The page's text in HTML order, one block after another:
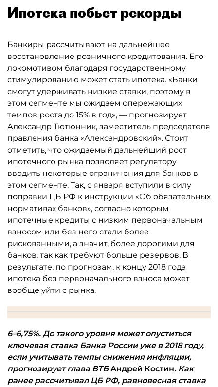
Ипотека побьет рекорды
Банкиры рассчитывают на дальнейшее
восстановление розничного кредитования. Его
локомотивом благодаря государственному
стимулированию может стать ипотека. «Банки
смогут удерживать низкие ставки, поэтому в
этом сегменте мы ожидаем опережающих
темпов роста до 15% в год», — прогнозирует
Александр Тютюнник, заместитель председателя
правления банка «Александровский». Стоит
отметить, что ожидаемый дальнейший рост
ипотечного рынка позволяет регулятору
вводить некоторые ограничения для банков в
этом сегменте. Так, с января вступили в силу
поправки ЦБ РФ к инструкции «Об обязательных
нормативах банков», согласно которым
ипотечные кредиты с низким первоначальным
взносом или без него стали более
рискованными, а значит, более дорогими для
банков, так как требуют больше резервов. В
результате, по прогнозам, к концу 2018 года
ипотека без первоначального взноса может
вообще уйти с рынка.
6–6,75%. До такого уровня может опуститься
ключевая ставка Банка России уже в 2018 году,
если учитывать темпы снижения инфляции,
прогнозирует глава ВТБ Андрей Костин. Как
ранее рассчитывал ЦБ РФ, равновесная ставка